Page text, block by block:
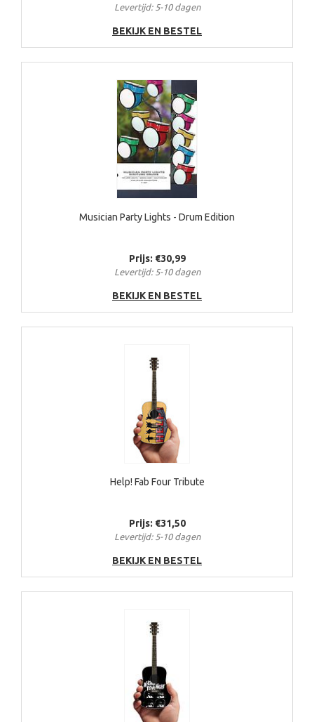
Levertijd: 5-10 dagen
BEKIJK EN BESTEL
Musician Party Lights - Drum Edition
Prijs: €30,99
Levertijd: 5-10 dagen
BEKIJK EN BESTEL
Help! Fab Four Tribute
Prijs: €31,50
Levertijd: 5-10 dagen
BEKIJK EN BESTEL